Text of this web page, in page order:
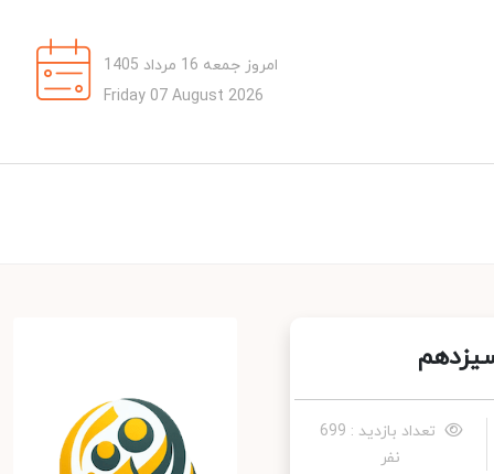
امروز جمعه 16 مرداد 1405
Friday 07 August 2026
تعداد بازدید : 699
نفر